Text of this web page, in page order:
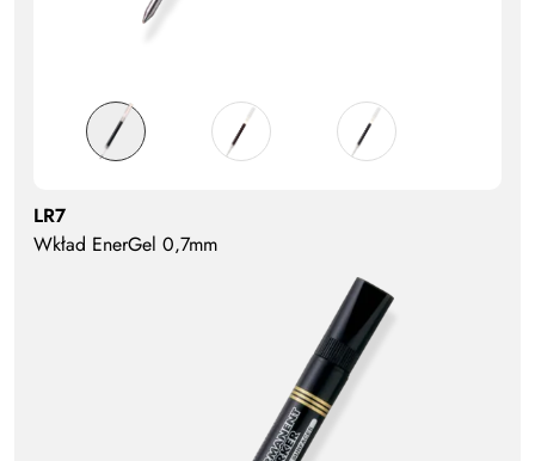
LR7
Wkład EnerGel 0,7mm